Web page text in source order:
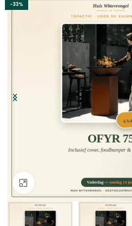
-33%
Klik om te vergroten